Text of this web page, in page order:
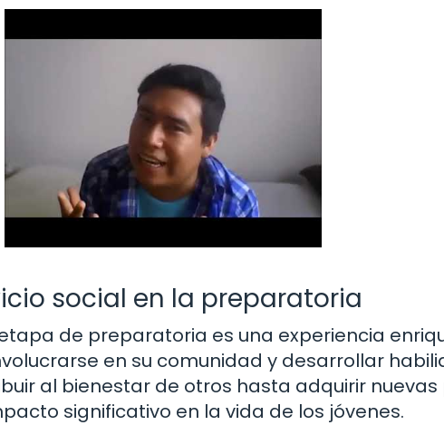
social en la preparatoria
de preparatoria es una experiencia
en su comunidad y desarrollar
al bienestar de otros hasta adquirir
significativo en la vida de los jóvenes.